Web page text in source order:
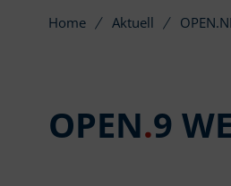
Home Aktuell
OPEN.9